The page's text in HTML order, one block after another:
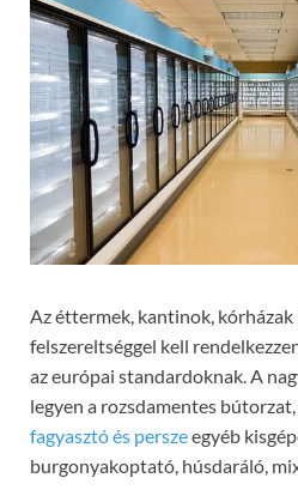
Az éttermek, kantinok,
felszereltséggel kell
az európai standardoknak. A
legyen a rozsdamentes bútorzat,
fagyasztó és perszeegyéb
burgonyakoptató, húsdaráló,